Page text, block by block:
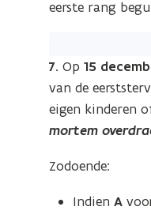
eerste rang
7.Op15
van de
eigen kinderen
mortem
Zodoende:
IndienA